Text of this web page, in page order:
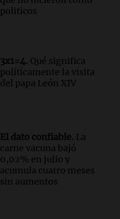
politicos
3x1=4. Qué significa
políticamente la visita
del papa León XIV
El dato confiable. La
carne vacuna bajó
0,02% en julio y
acumula cuatro meses
sin aumentos